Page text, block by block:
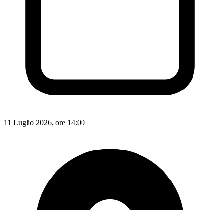
11 Luglio 2026, ore 14:00